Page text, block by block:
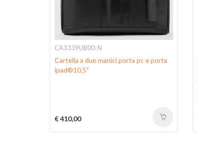
CA3339UB00-N
Cartella a due manici porta pc e porta
ipad®10,5"
€ 410,00